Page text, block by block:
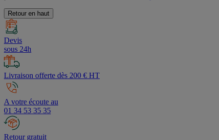
Retour en haut
Devis
sous 24h
Livraison offerte dès 200 € HT
A votre écoute au
01 34 53 35 35